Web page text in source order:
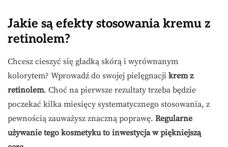
Jakie są efekty stosowania kremu z
retinolem?
Chcesz cieszyć się gładką skórą i wyrównanym
kolorytem? Wprowadź do swojej pielęgnacji krem z
retinolem. Choć na pierwsze rezultaty trzeba będzie
poczekać kilka miesięcy systematycznego stosowania, z
pewnością zauważysz znaczną poprawę. Regularne
używanie tego kosmetyku to inwestycja w piękniejszą